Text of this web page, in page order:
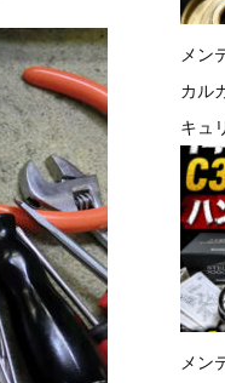
メン
カル
キュ
メン